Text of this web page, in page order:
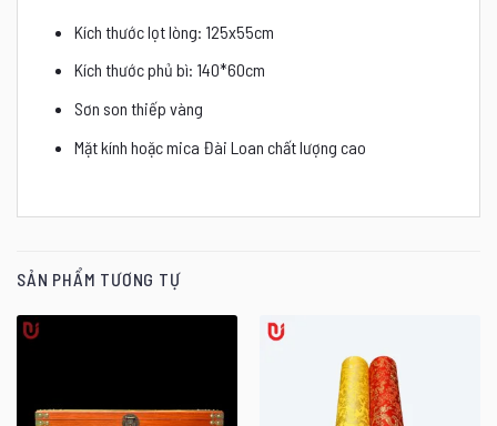
Kích thước lọt lòng: 125x55cm
Kích thước phủ bì: 140*60cm
Sơn son thiếp vàng
Mặt kính hoặc mica Đài Loan chất lượng cao
SẢN PHẨM TƯƠNG TỰ